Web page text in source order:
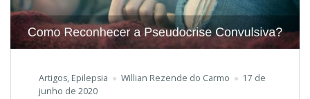
Artigos, Epilepsia Willian Rezende do Carmo
17 de
junho de 2020